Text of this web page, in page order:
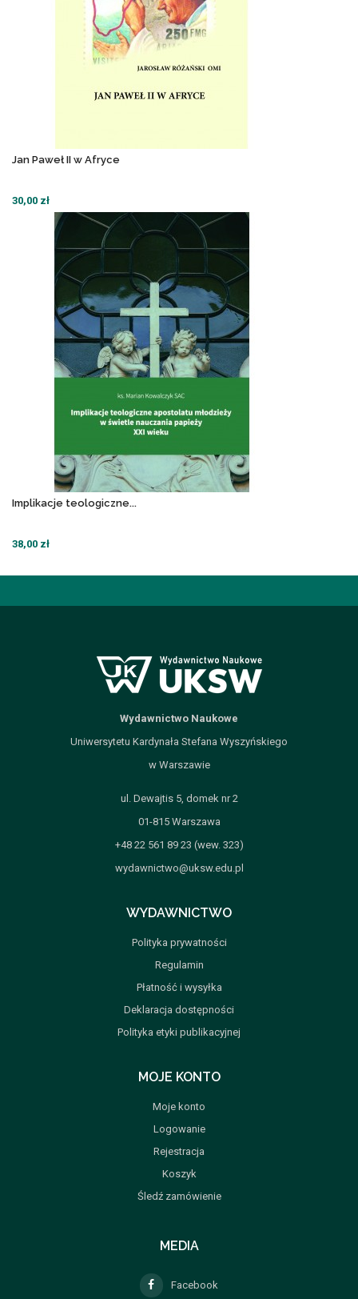
Jan Paweł II w Afryce
30,00 zł
Implikacje teologiczne...
38,00 zł
Wydawnictwo Naukowe
Uniwersytetu Kardynała Stefana Wyszyńskiego
w Warszawie
ul. Dewajtis 5, domek nr 2
01-815 Warszawa
+48 22 561 89 23 (wew. 323)
wydawnictwo@uksw.edu.pl
WYDAWNICTWO
Polityka prywatności
Regulamin
Płatność i wysyłka
Deklaracja dostępności
Polityka etyki publikacyjnej
MOJE KONTO
Moje konto
Logowanie
Rejestracja
Koszyk
Śledź zamówienie
MEDIA
Facebook